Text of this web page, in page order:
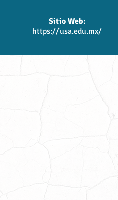
Sitio Web:
https://usa.edu.mx/